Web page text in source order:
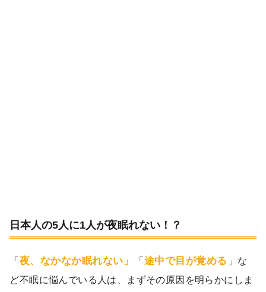
日本人の5人に1人が夜眠れない！？
「夜、なかなか眠れない」 「途中で目が覚める 」な
ど不眠に悩んでいる人は、まずその原因を明らかにしま